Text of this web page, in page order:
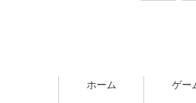
ホーム ゲー